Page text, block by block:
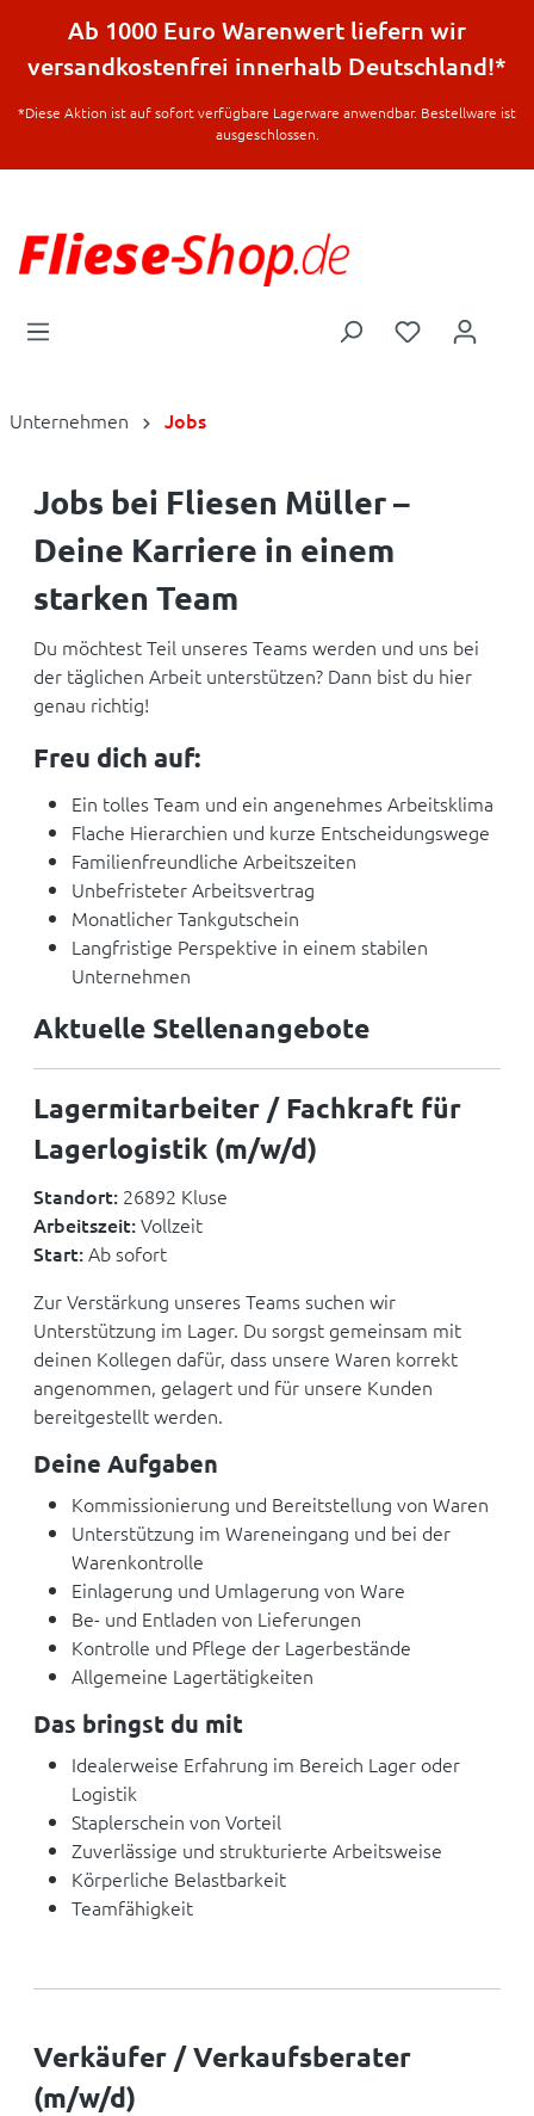
springen
Ab 1000 Euro Warenwert liefern wir
versandkostenfrei innerhalb Deutschland!*
*Diese Aktion ist auf sofort verfügbare Lagerware anwendbar. Bestellware ist
ausgeschlossen.
Unternehmen Jobs
Jobs bei Fliesen Müller –
Deine Karriere in einem
starken Team
Du möchtest Teil unseres Teams werden und uns bei
der täglichen Arbeit unterstützen? Dann bist du hier
genau richtig!
Freu dich auf:
Ein tolles Team und ein angenehmes Arbeitsklima
Flache Hierarchien und kurze Entscheidungswege
Familienfreundliche Arbeitszeiten
Unbefristeter Arbeitsvertrag
Monatlicher Tankgutschein
Langfristige Perspektive in einem stabilen
Unternehmen
Aktuelle Stellenangebote
Lagermitarbeiter / Fachkraft für
Lagerlogistik (m/w/d)
Standort: 26892 Kluse
Arbeitszeit:Vollzeit
Start:Ab sofort
Zur Verstärkung unseres Teams suchen wir
Unterstützung im Lager. Du sorgst gemeinsam mit
deinen Kollegen dafür, dass unsere Waren korrekt
angenommen, gelagert und für unsere Kunden
bereitgestellt werden.
Deine Aufgaben
Kommissionierung und Bereitstellung von Waren
Unterstützung im Wareneingang und bei der
Warenkontrolle
Einlagerung und Umlagerung von Ware
Be- und Entladen von Lieferungen
Kontrolle und Pflege der Lagerbestände
Allgemeine Lagertätigkeiten
Das bringst du mit
Idealerweise Erfahrung im Bereich Lager oder
Logistik
Staplerschein von Vorteil
Zuverlässige und strukturierte Arbeitsweise
Körperliche Belastbarkeit
Teamfähigkeit
Verkäufer / Verkaufsberater
(m/w/d)